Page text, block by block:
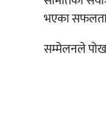
भएका सफलता,
सम्मेलनले